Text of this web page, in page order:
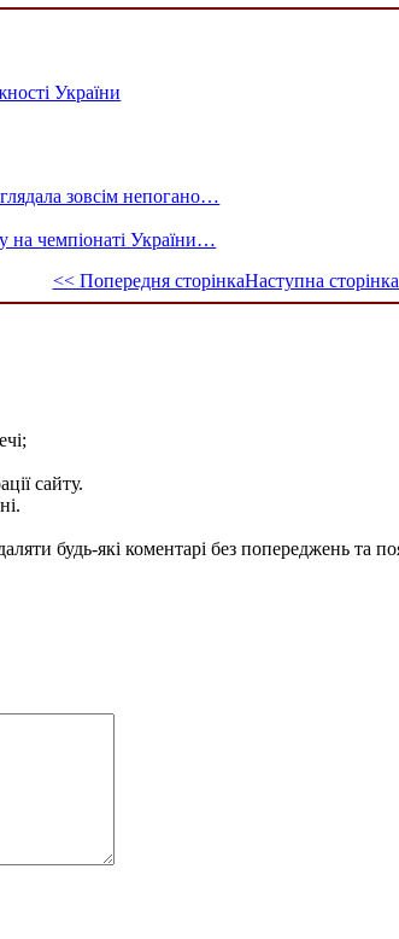
України
зовсім непогано…
на чемпіонаті України…
<< Попередня сторінкаНаступна
сайту.
будь-які коментарі без попереджень та